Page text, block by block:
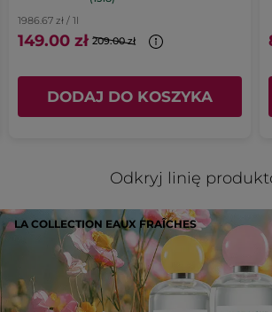
1986.67 zł / 1l
149.00 zł 209.00 zł
DODAJ DO KOSZYKA
Odkryj linię
LA COLLECTION EAUX FRAÎCHES